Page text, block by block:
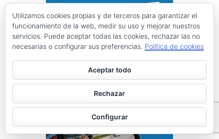
Utilizamos cookies propias y de terceros para garantizar el
funcionamiento de la web, medir su uso y mejorar nuestros
servicios. Puede aceptar todas las cookies, rechazar las no
necesarias o configurar sus preferencias. Política de cookies
Aceptar todo
Rechazar
Configurar